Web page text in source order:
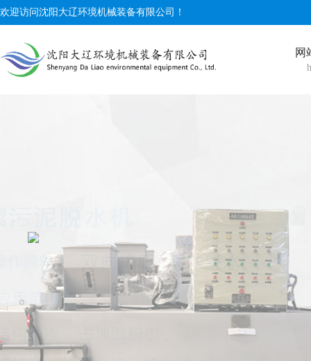
欢迎访问沈阳大辽环境机械装备有限公司！
网